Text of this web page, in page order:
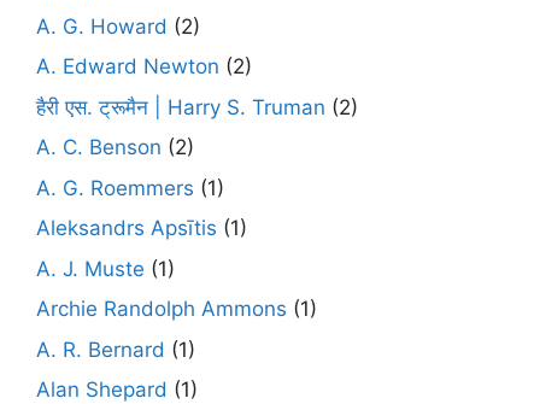
A. G. Howard (2)
A. Edward Newton (2)
हैरी एस. ट्रूमैन | Harry S. Truman (2)
A. C. Benson (2)
A. G. Roemmers (1)
Aleksandrs Apsītis (1)
A. J. Muste (1)
Archie Randolph Ammons (1)
A. R. Bernard (1)
Alan Shepard (1)